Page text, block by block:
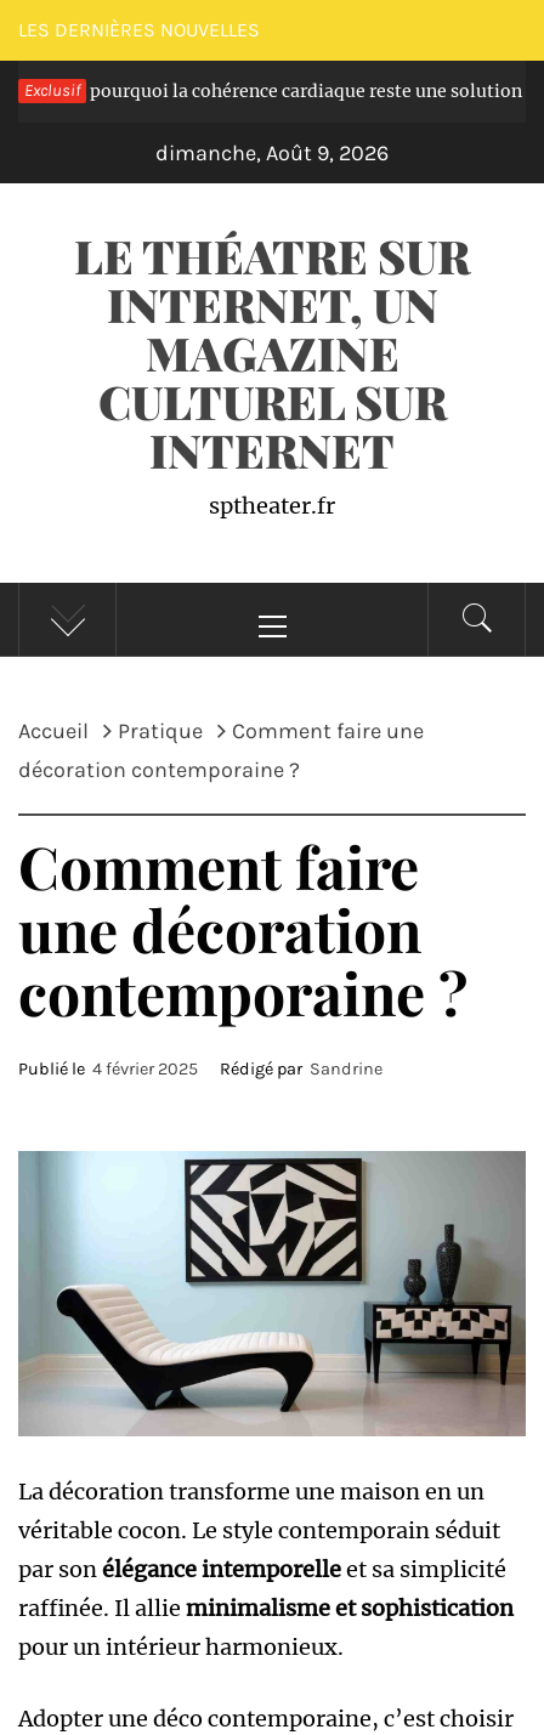
Passer
au
contenu
LES DERNIÈRES NOUVELLES
Exclusif
: pourquoi la cohérence cardiaque reste une solution simple à
dimanche, Août 9, 2026
LE THÉATRE SUR
INTERNET, UN
MAGAZINE
CULTUREL SUR
INTERNET
sptheater.fr
principal
Accueil Pratique
Comment faire une
décoration contemporaine ?
Comment faire
une décoration
contemporaine ?
Publié le 4 février 2025 Rédigé par Sandrine
La décoration transforme une maison en un
véritable cocon. Le style contemporain séduit
par son élégance intemporelleet sa simplicité
raffinée. Il allie minimalisme et sophistication
pour un intérieur harmonieux.
Adopter une déco contemporaine, c’est choisir